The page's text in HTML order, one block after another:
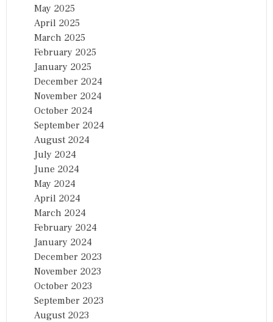
May 2025
April 2025
March 2025
February 2025
January 2025
December 2024
November 2024
October 2024
September 2024
August 2024
July 2024
June 2024
May 2024
April 2024
March 2024
February 2024
January 2024
December 2023
November 2023
October 2023
September 2023
August 2023